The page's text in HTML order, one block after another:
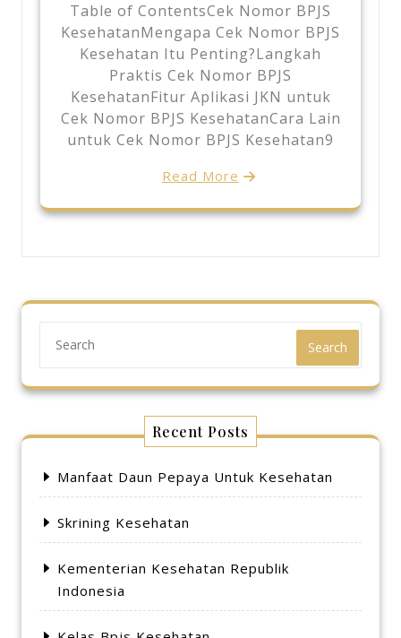
Table of ContentsCek Nomor BPJS
KesehatanMengapa Cek Nomor BPJS
Kesehatan Itu Penting?Langkah
Praktis Cek Nomor BPJS
KesehatanFitur Aplikasi JKN untuk
Cek Nomor BPJS KesehatanCara Lain
untuk Cek Nomor BPJS Kesehatan9
Read More
Search
Recent Posts
Manfaat Daun Pepaya Untuk Kesehatan
Skrining Kesehatan
Kementerian Kesehatan Republik
Indonesia